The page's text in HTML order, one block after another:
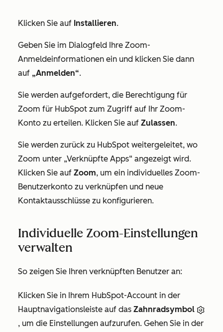
Klicken Sie auf Installieren.
Geben Sie im Dialogfeld Ihre Zoom-
Anmeldeinformationen ein und klicken Sie dann
auf „Anmelden“.
Sie werden aufgefordert, die Berechtigung für
Zoom für HubSpot zum Zugriff auf Ihr Zoom-
Konto zu erteilen. Klicken Sie auf Zulassen.
Sie werden zurück zu HubSpot weitergeleitet, wo
Zoom unter „Verknüpfte Apps“ angezeigt wird.
Klicken Sie auf Zoom, um ein individuelles Zoom-
Benutzerkonto zu verknüpfen und neue
Kontaktausschlüsse zu konfigurieren.
Individuelle Zoom-Einstellungen
verwalten
So zeigen Sie Ihren verknüpften Benutzer an:
Klicken Sie in Ihrem HubSpot-Account in der
Hauptnavigationsleiste auf das Zahnradsymbol
, um die Einstellungen aufzurufen. Gehen Sie in der